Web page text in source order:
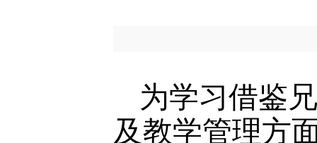
为学习借鉴
及教学管理方